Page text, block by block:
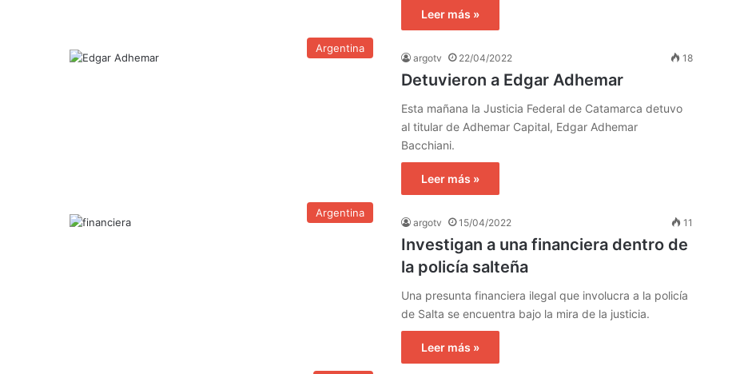
Leer más »
Argentina
argotv 22/04/2022 18
Detuvieron a Edgar Adhemar
Esta mañana la Justicia Federal de Catamarca detuvo
al titular de Adhemar Capital, Edgar Adhemar
Bacchiani.
Leer más »
Argentina
argotv 15/04/2022 11
Investigan a una financiera dentro de
la policía salteña
Una presunta financiera ilegal que involucra a la policía
de Salta se encuentra bajo la mira de la justicia.
Leer más »